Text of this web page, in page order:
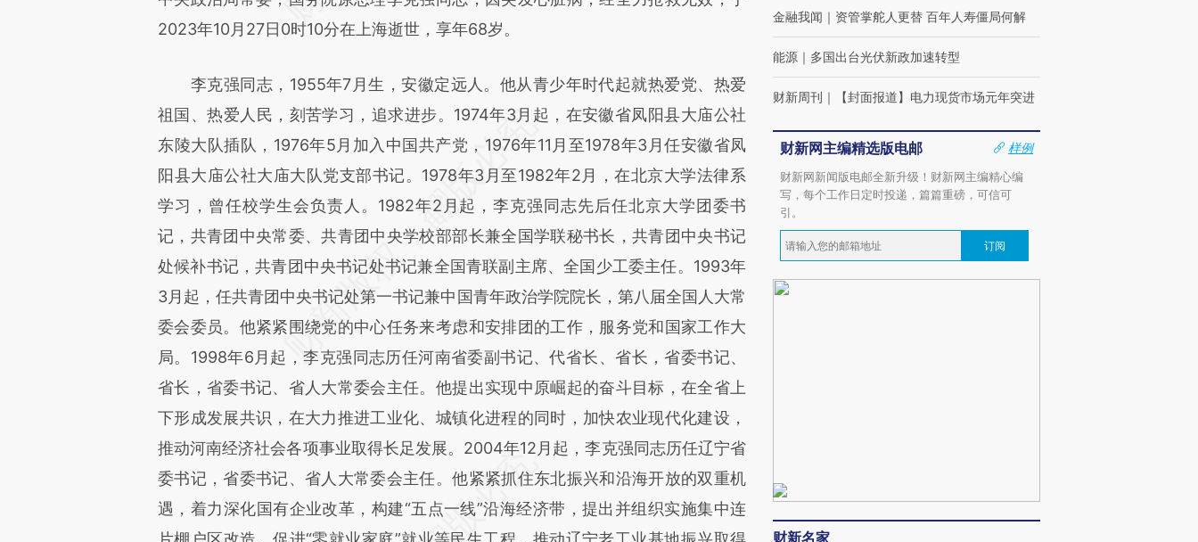
2023年10月27日0时10分在上海逝世，享年68岁。
李克强同志，1955年7月生，安徽定远人。他从青少年时代起就热爱党、热爱
祖国、热爱人民，刻苦学习，追求进步。1974年3月起，在安徽省凤阳县大庙公社
东陵大队插队，1976年5月加入中国共产党，1976年11月至1978年3月任安徽省凤
阳县大庙公社大庙大队党支部书记。1978年3月至1982年2月，在北京大学法律系
学习，曾任校学生会负责人。1982年2月起，李克强同志先后任北京大学团委书
记，共青团中央常委、共青团中央学校部部长兼全国学联秘书长，共青团中央书记
处候补书记，共青团中央书记处书记兼全国青联副主席、全国少工委主任。1993年
3月起，任共青团中央书记处第一书记兼中国青年政治学院院长，第八届全国人大常
委会委员。他紧紧围绕党的中心任务来考虑和安排团的工作，服务党和国家工作大
局。1998年6月起，李克强同志历任河南省委副书记、代省长、省长，省委书记、
省长，省委书记、省人大常委会主任。他提出实现中原崛起的奋斗目标，在全省上
下形成发展共识，在大力推进工业化、城镇化进程的同时，加快农业现代化建设，
推动河南经济社会各项事业取得长足发展。2004年12月起，李克强同志历任辽宁省
委书记，省委书记、省人大常委会主任。他紧紧抓住东北振兴和沿海开放的双重机
遇，着力深化国有企业改革，构建“五点一线”沿海经济带，提出并组织实施集中连
金融我闻 ｜ 资管掌舵人更替 百年人寿僵局何解
能源 ｜ 多国出台光伏新政加速转型
财新周刊 ｜ 【封面报道】电力现货市场元年突进
财新网主编精选版电邮
样例
财新网新闻版电邮全新升级！财新网主编精心编
写，每个工作日定时投递，篇篇重磅，可信可
引。
订阅
财新名家